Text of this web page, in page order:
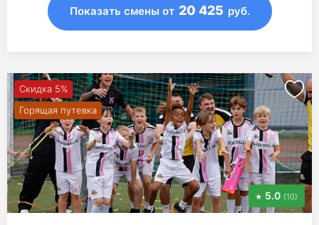
Показать смены от 20 425 руб.
Скидка 5%
Горящая путевка
5.0 (10)